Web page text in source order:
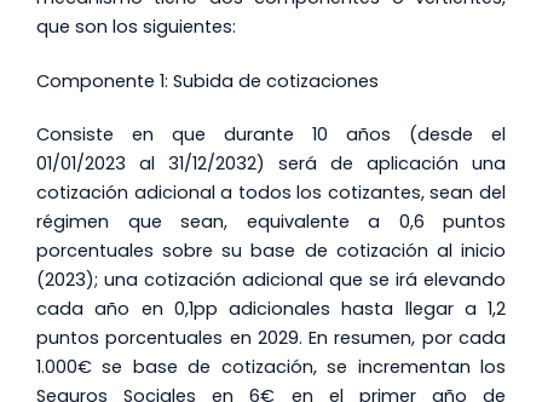
que son los siguientes:
Componente 1: Subida de cotizaciones
Consiste en que durante 10 años (desde el
01/01/2023 al 31/12/2032) será de aplicación una
cotización adicional a todos los cotizantes, sean del
régimen que sean, equivalente a 0,6 puntos
porcentuales sobre su base de cotización al inicio
(2023); una cotización adicional que se irá elevando
cada año en 0,1pp adicionales hasta llegar a 1,2
puntos porcentuales en 2029. En resumen, por cada
1.000€ se base de cotización, se incrementan los
Seguros Sociales en 6€ en el primer año de